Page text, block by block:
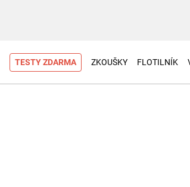
TESTY ZDARMA ZKOUŠKY FLOTILNÍK